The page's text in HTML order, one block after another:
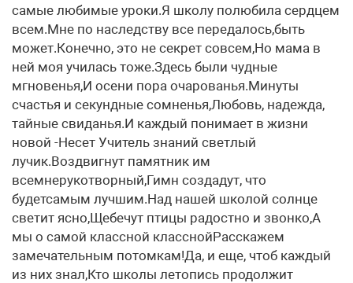
самые любимые уроки.Я школу полюбила сердцем
всем.Мне по наследству все передалось,быть
может.Конечно, это не секрет совсем,Но мама в
ней моя училась тоже.Здесь были чудные
мгновенья,И осени пора очарованья.Минуты
счастья и секундные сомненья,Любовь, надежда,
тайные свиданья.И каждый понимает в жизни
новой -Несет Учитель знаний светлый
лучик.Воздвигнут памятник им
всемнерукотворный,Гимн создадут, что
будетсамым лучшим.Над нашей школой солнце
светит ясно,Щебечут птицы радостно и звонко,А
мы о самой классной класснойРасскажем
замечательным потомкам!Да, и еще, чтоб каждый
из них знал,Кто школы летопись продолжит